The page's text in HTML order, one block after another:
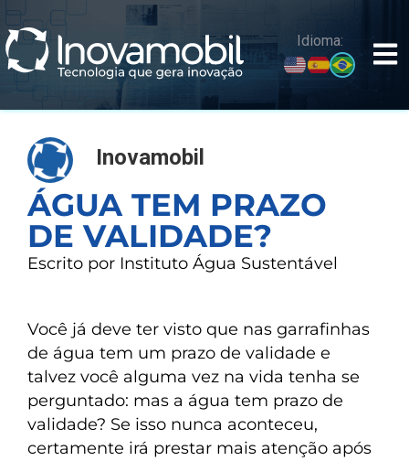
conteúdo
Idioma:
Inovamobil
ÁGUA TEM PRAZO
DE VALIDADE?
Escrito por Instituto Água Sustentável
Você já deve ter visto que nas garrafinhas
de água tem um prazo de validade e
talvez você alguma vez na vida tenha se
perguntado: mas a água tem prazo de
validade? Se isso nunca aconteceu,
certamente irá prestar mais atenção após